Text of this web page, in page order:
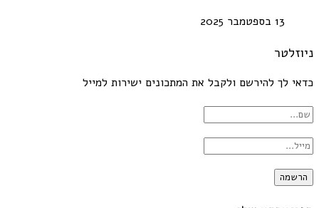
13 בספטמבר 2025
ניוזלטר
כדאי לך להירשם ולקבל את המתכונים ישירות למייל